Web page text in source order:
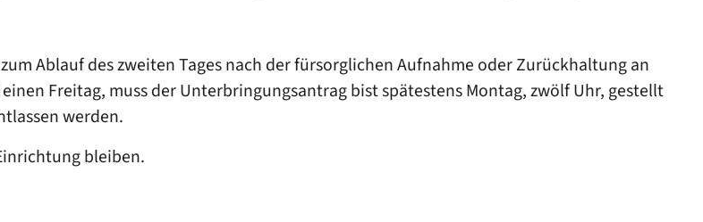
Ablauf des zweiten Tages nach der fürsorglichen Aufnahme oder Zurückhaltung an
Freitag, muss der Unterbringungsantrag bist spätestens Montag, zwölf Uhr, gestellt
werden.
bleiben.